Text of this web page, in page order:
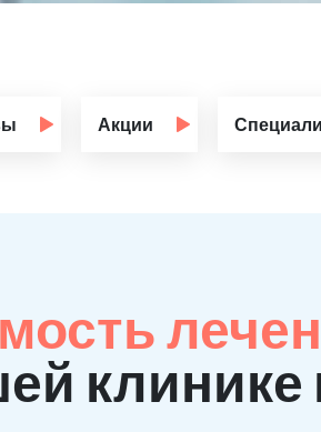
Акции
клинике